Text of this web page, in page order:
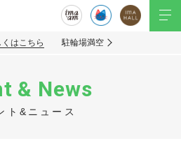
くはこちら 駐輪場満空
& News
ト&ニュース